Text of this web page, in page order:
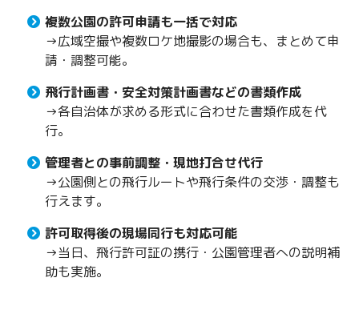
複数公園の許可申請も一括で対応
→広域空撮や複数ロケ地撮影の場合も、まとめて申
請・調整可能。
飛行計画書・安全対策計画書などの書類作成
→各自治体が求める形式に合わせた書類作成を代
行。
管理者との事前調整・現地打合せ代行
→公園側との飛行ルートや飛行条件の交渉・調整も
行えます。
許可取得後の現場同行も対応可能
→当日、飛行許可証の携行・公園管理者への説明補
助も実施。